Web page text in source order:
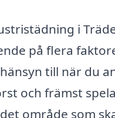
i
på flera
till när du
och främst
område som